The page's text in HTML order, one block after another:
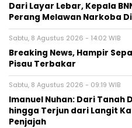
Dari Layar Lebar, Kepala
Perang Melawan Narkoba
Sabtu, 8 Agustus 2026 - 14:02 WIB
Breaking News, Hampir
Pisau Terbakar
Sabtu, 8 Agustus 2026 - 09:19 WIB
Imanuel Nuhan: Dari Tanah
hingga Terjun dari Langit
Penjajah